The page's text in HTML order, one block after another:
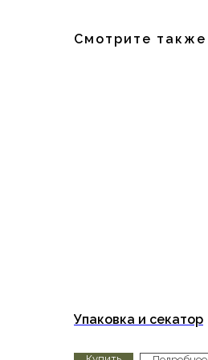
Смотрите также
Упаковка и секатор